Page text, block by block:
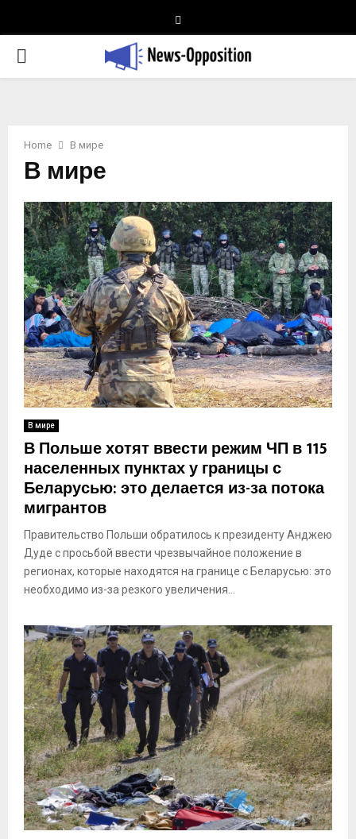
PRIMARY
Home В мире
В мире
В мире
В Польше хотят ввести режим ЧП в 115
населенных пунктах у границы с
Беларусью: это делается из-за потока
мигрантов
Правительство Польши обратилось к президенту Анджею
Дуде с просьбой ввести чрезвычайное положение в
регионах, которые находятся на границе с Беларусью: это
необходимо из-за резкого увеличения...